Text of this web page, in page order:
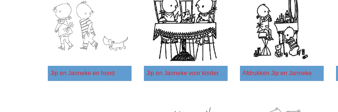
Jip en Janneke en hond Jip en Janneke voor kinderen Afdrukken Jip en Janneke